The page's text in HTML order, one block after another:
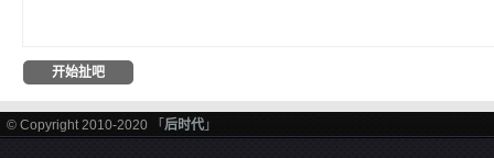
© Copyright 2010-2020 「 后时代 」